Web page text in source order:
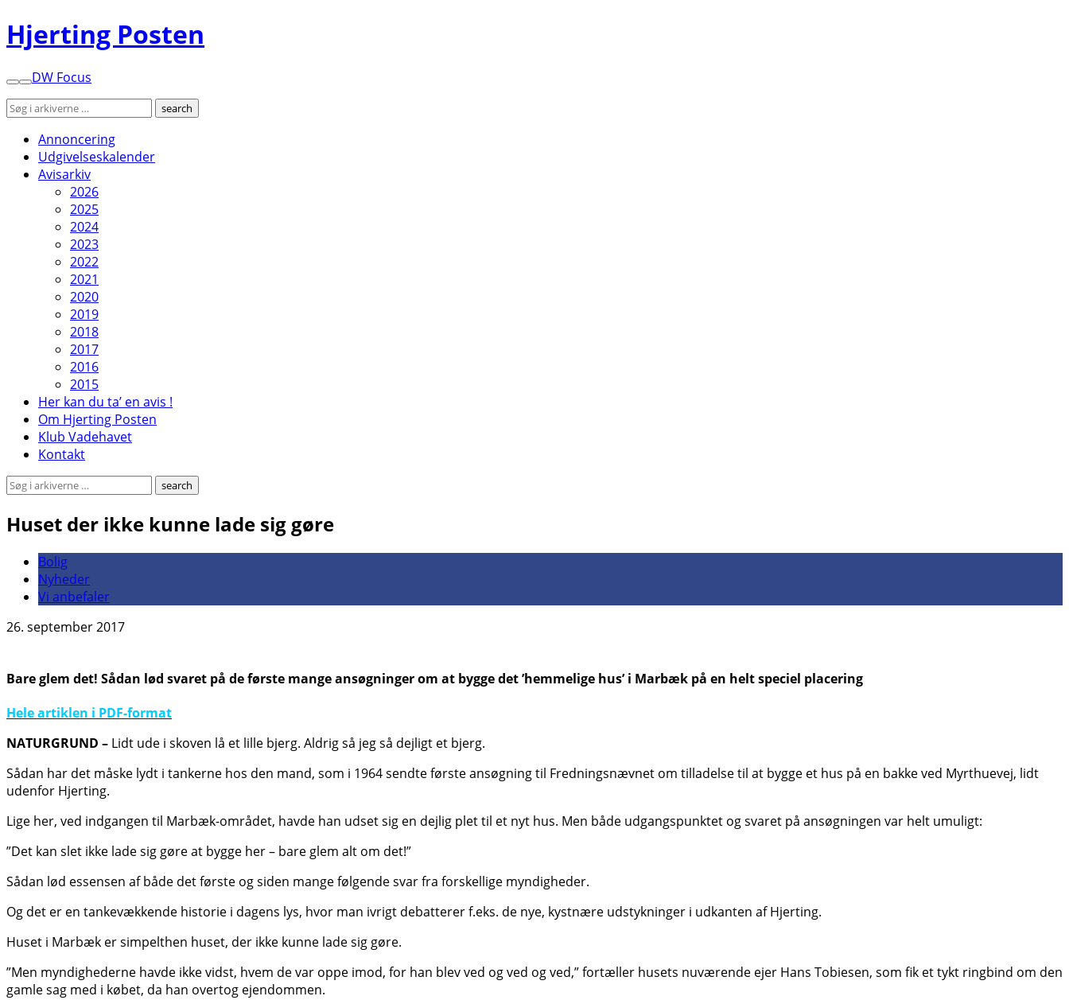
Hjerting Posten
DW Focus
Annoncering
Udgivelseskalender
Avisarkiv
2026
2025
2024
2023
2022
2021
2020
2019
2018
2017
2016
2015
Her kan du ta’ en avis !
Om Hjerting Posten
Klub Vadehavet
Kontakt
Huset der ikke kunne lade sig gøre
Bolig
Nyheder
Vi anbefaler
26. september 2017
Bare glem det! Sådan lød svaret på de første mange ansøgninger om at bygge det ’hemmelige hus’ i Marbæk på en helt speciel placering
Hele artiklen i PDF-format
NATURGRUND – Lidt ude i skoven lå et lille bjerg. Aldrig så jeg så dejligt et bjerg.
Sådan har det måske lydt i tankerne hos den mand, som i 1964 sendte første ansøgning til Fredningsnævnet om tilladelse til at bygge et hus på en bakke ved Myrthuevej, lidt
udenfor Hjerting.
Lige her, ved indgangen til Marbæk-området, havde han udset sig en dejlig plet til et nyt hus. Men både udgangspunktet og svaret på ansøgningen var helt umuligt:
”Det kan slet ikke lade sig gøre at bygge her – bare glem alt om det!”
Sådan lød essensen af både det første og siden mange følgende svar fra forskellige myndigheder.
Og det er en tankevækkende historie i dagens lys, hvor man ivrigt debatterer f.eks. de nye, kystnære udstykninger i udkanten af Hjerting.
Huset i Marbæk er simpelthen huset, der ikke kunne lade sig gøre.
”Men myndighederne havde ikke vidst, hvem de var oppe imod, for han blev ved og ved og ved,” fortæller husets nuværende ejer Hans Tobiesen, som fik et tykt ringbind om den
gamle sag med i købet, da han overtog ejendommen.